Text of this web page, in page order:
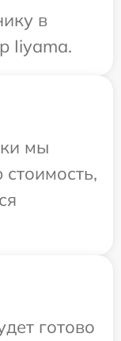
в
Iiyama.
мы
готово